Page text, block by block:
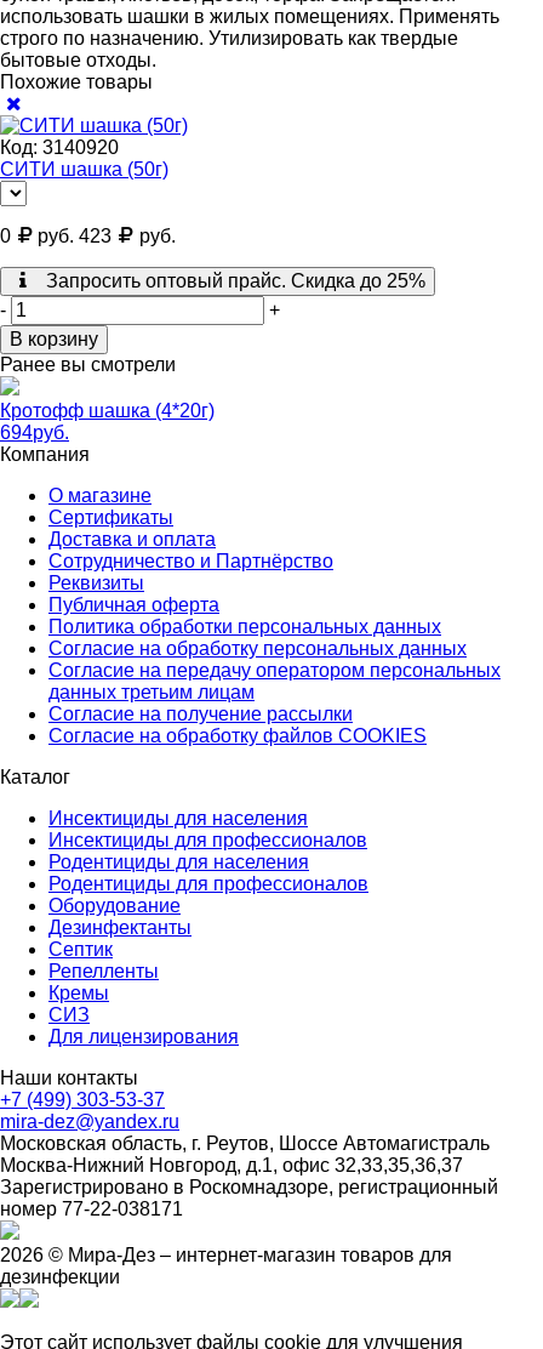
использовать шашки в жилых помещениях. Применять
строго по назначению. Утилизировать как твердые
бытовые отходы.
Похожие товары
Код: 3140920
СИТИ шашка (50г)
0 руб. 423 руб.
Запросить оптовый прайс. Скидка до 25%
-
+
В корзину
Ранее вы смотрели
Кротофф шашка (4*20г)
694руб.
Компания
О магазине
Сертификаты
Доставка и оплата
Сотрудничество и Партнёрство
Реквизиты
Публичная оферта
Политика обработки персональных данных
Согласие на обработку персональных данных
Согласие на передачу оператором персональных
данных третьим лицам
Согласие на получение рассылки
Согласие на обработку файлов COOKIES
Каталог
Инсектициды для населения
Инсектициды для профессионалов
Родентициды для населения
Родентициды для профессионалов
Оборудование
Дезинфектанты
Септик
Репелленты
Кремы
СИЗ
Для лицензирования
Наши контакты
+7 (499) 303-53-37
mira-dez@yandex.ru
Московская область, г. Реутов, Шоссе Автомагистраль
Москва-Нижний Новгород, д.1, офис 32,33,35,36,37
Зарегистрировано в Роскомнадзоре, регистрационный
номер 77-22-038171
2026 © Мира-Дез – интернет-магазин товаров для
дезинфекции
Этот сайт использует файлы cookie для улучшения